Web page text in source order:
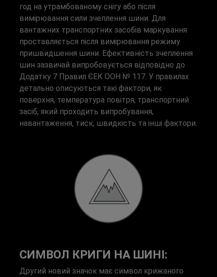
год на утрамбованому снігу або після
вимірювання сили зчеплення шини. Для
вантажних транспортних засобів маркування
проставляється після вимірювання режиму
пришвидшення шини. Ефективність зчеплення
шин зазвичай випробовується відповідно до
Додатку 7 Правил ЄЕК ООН № 117. У правилах
детально описуються такі фактори, як
поверхня, температура повітря, транспортний
засіб, який проходить випробування,
навантаження, тиск, швидкість та інші фактори.
СИМВОЛ КРИГИ НА ШИНІ:
Другий новий значок має символ крижаного